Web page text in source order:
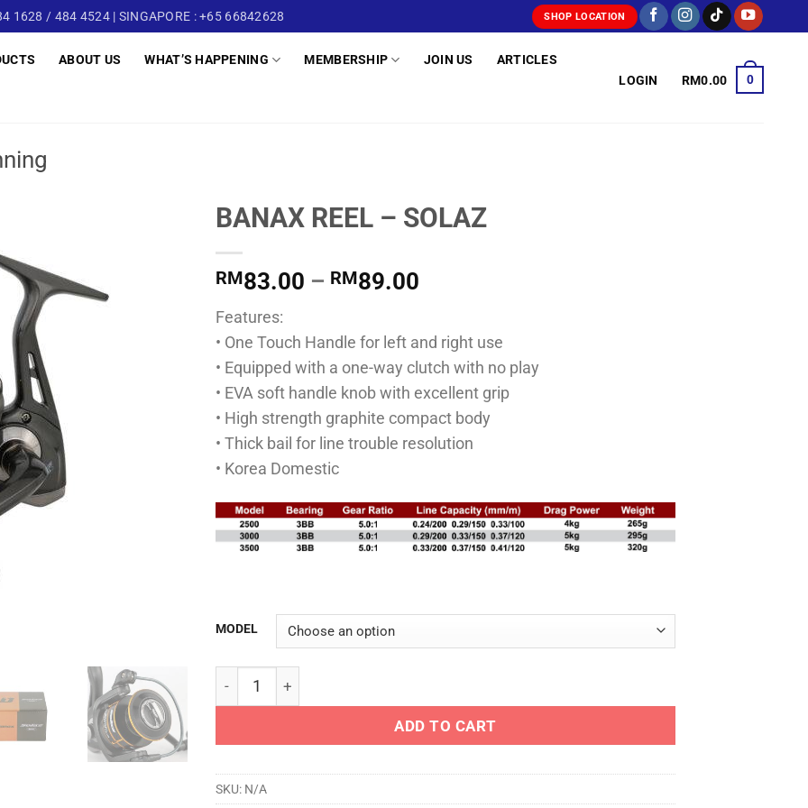
1628 / 484 4524 | SINGAPORE : +65 66842628 SHOP LOCATION
ABOUT US WHAT’S HAPPENING MEMBERSHIP JOIN US ARTICLES
LOGIN RM0.00 0
BANAX REEL – SOLAZ
RM83.00 – RM89.00
through
RM89.00
Features:
• One Touch Handle for left and right use
• Equipped with a one-way clutch with no play
• EVA soft handle knob with excellent grip
• High strength graphite compact body
• Thick bail for line trouble resolution
• Korea Domestic
MODEL
BANAX REEL - SOLAZ quantity
ADD TO CART
SKU: N/A